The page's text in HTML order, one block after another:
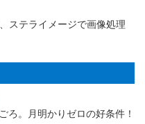
ステライメージで画像処理
ろ。月明かりゼロの好条件！